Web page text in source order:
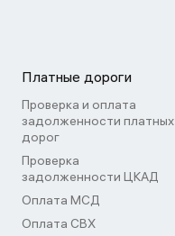
Платные дороги
Проверка и оплата
задолженности платных
дорог
Проверка
задолженности ЦКАД
Оплата МСД
Оплата СВХ